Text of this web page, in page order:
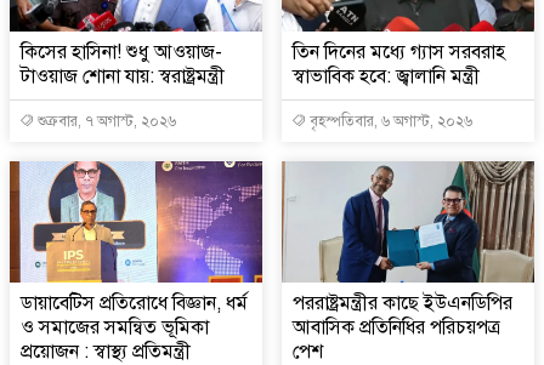
কিসের হাসিনা! শুধু আওয়াজ-
টাওয়াজ শোনা যায়: স্বরাষ্ট্রমন্ত্রী
শুক্রবার, ৭ অগাস্ট, ২০২৬
তিন দিনের মধ্যে গ্যাস সরবরাহ
স্বাভাবিক হবে: জ্বালানি মন্ত্রী
বৃহস্পতিবার, ৬ অগাস্ট, ২০২৬
ডায়াবেটিস প্রতিরোধে বিজ্ঞান, ধর্ম
ও সমাজের সমন্বিত ভূমিকা
প্রয়োজন : স্বাস্থ্য প্রতিমন্ত্রী
পররাষ্ট্রমন্ত্রীর কা‌ছে ইউএনডিপির
আবাসিক প্রতিনিধির পরিচয়পত্র
পেশ